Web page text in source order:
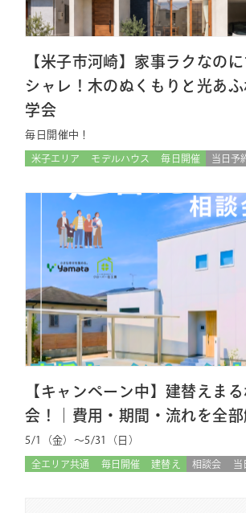
【米子市河崎】家事ラクなの
シャレ！木のぬくもりと光あ
学会
毎日開催中！
米子エリア モデルハウス 毎日開催 当日予
【キャンペーン中】建替えま
会！｜費用・期間・流れを全
5/1（金）〜5/31（日）
全エリア共通 毎日開催 建替え 相談会 当